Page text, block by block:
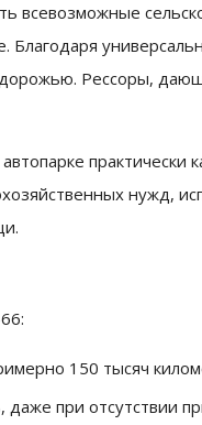
всевозможные
Рессоры,
нужд,
150 тысяч
при отсутствии